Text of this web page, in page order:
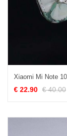
Xiaomi Mi Note
€ 22.90 € 40.00